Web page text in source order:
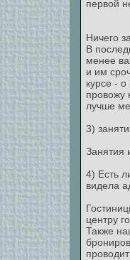
первой
Ничего
В
менее
и им
курсе -
провожу
лучше
3)
Занятия
4) Есть
видела
центру
Также